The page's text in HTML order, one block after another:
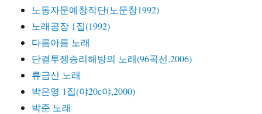
노동자문예창작단(노문창1992)
노래공장 1집(1992)
다름아름 노래
단결투쟁승리해방의 노래(96곡선,2006)
류금신 노래
박은영 1집(야20c야,2000)
박준 노래